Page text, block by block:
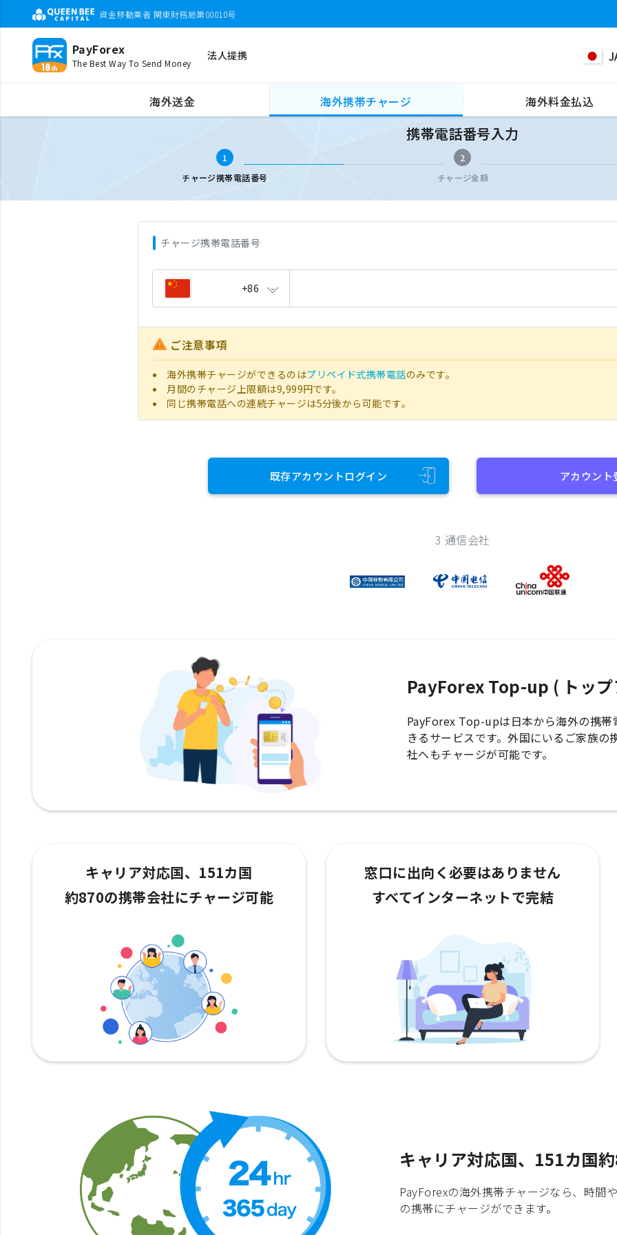
資金移動業者 関東財務局第00010号
PayForex
The Best Way To Send Money
法人提携
海外送金 海外携帯チャージ 海外料金払込
携帯電話番号入力
携帯電話番号入力
1
チャージ携帯電話番号
2
チャージ金額
チャージ携帯電話番号
+86
ご注意事項
海外携帯チャージができるのはプリペイド式携帯電話のみです。
月間のチャージ上限額は9,999円です。
同じ携帯電話への連続チャージは5分後から可能です。
既存アカウントログイン アカウント
3 通信会社
PayForex Top-up ( トッ
PayForex Top-upは日本から海外の携
きるサービスです。外国にいるご家族
社へもチャージが可能です。
キャリア対応国、151カ国
約870の携帯会社にチャージ可能
窓口に出向く必要はありません
すべてインターネットで完結
キャリア対応国、151カ国
PayForexの海外携帯チャージなら、時間
の携帯にチャージができます。